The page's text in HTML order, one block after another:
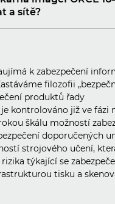
a sítě?
k zabezpečení
filozofii
produktů řady
je kontrolováno již ve fázi
škálu možností
doporučených
strojového učení,
týkající se
tisku a